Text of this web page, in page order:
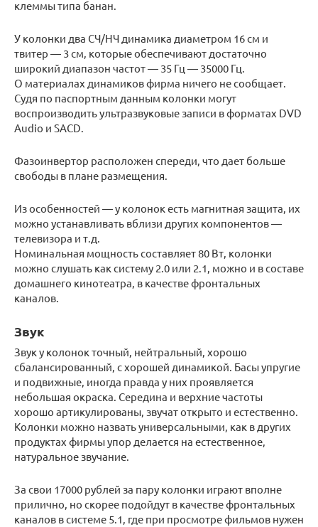
клеммы типа банан.
У колонки два СЧ/НЧ динамика диаметром 16 см и
твитер — 3 см, которые обеспечивают достаточно
широкий диапазон частот — 35 Гц — 35000 Гц.
О материалах динамиков фирма ничего не сообщает.
Судя по паспортным данным колонки могут
воспроизводить ультразвуковые записи в форматах DVD
Audio и SACD.
Фазоинвертор расположен спереди, что дает больше
свободы в плане размещения.
Из особенностей — у колонок есть магнитная защита, их
можно устанавливать вблизи других компонентов —
телевизора и т.д.
Номинальная мощность составляет 80 Вт, колонки
можно слушать как систему 2.0 или 2.1, можно и в составе
домашнего кинотеатра, в качестве фронтальных
каналов.
Звук
Звук у колонок точный, нейтральный, хорошо
сбалансированный, с хорошей динамикой. Басы упругие
и подвижные, иногда правда у них проявляется
небольшая окраска. Середина и верхние частоты
хорошо артикулированы, звучат открыто и естественно.
Колонки можно назвать универсальными, как в других
продуктах фирмы упор делается на естественное,
натуральное звучание.
За свои 17000 рублей за пару колонки играют вполне
прилично, но скорее подойдут в качестве фронтальных
каналов в системе 5.1, где при просмотре фильмов нужен